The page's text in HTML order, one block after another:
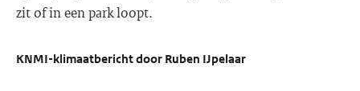
zit of in een park loopt.
KNMI-klimaatbericht door Ruben IJpelaar